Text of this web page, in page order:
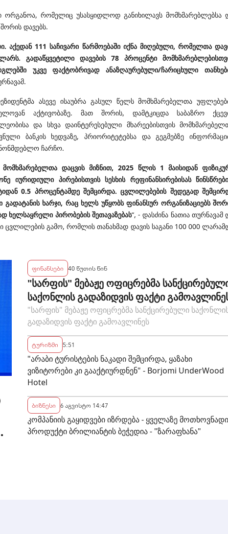
ორგანოა, რომელიც უსასყიდლოდ განიხილავს მომხმარებლებსა
დავებს.
აქედან 111 საჩივარი წარმოებაში იქნა მიღებული, რომელთა
გადაწყვეტილი დავების 78 პროცენტი
უკვე ფაქტობრივად ანაზღაურებული/ჩარიცხული
ასევე ისაუბრა გასულ წელს მომხმარებელთა
აქტივობაზე. მათ შორის, დამტკიცდა საბაზრო
და სხვა დაინტერესებული მხარეებისთვის
ბანკის ხედვაზე, პრიორიტეტებსა და გეგმებზე
ჩარჩო.
დაცვის მიზნით, 2025 წლის 1 მაისიდან
პირებისთვის სესხის რეფინანსირებისას
0.5 პროცენტამდე შემცირდა. ცვლილებების შედეგად
ხარჯი, რაც ხელს უწყობს ფინანსურ ორგანიზაციებს
ხელსაყრელი პირობების შეთავაზებას“, - დასძინა ნათია თურნავამ
ცვლილების გამო, რომლის თანახმად დავის საგანი 100 000
ფინანსები 40 წუთის წინ
"სარფის" მებაჟე ოფიცრებმა
საქონლის გადაზიდვის ფაქტი
"სარფის" მებაჟე ოფიცრებმა სანქცირებული
გადაზიდვის ფაქტი გამოავლინეს
ტურიზმი 5:51
"არაბი ტურისტების ნაკადი შემცირდა, ყაზახი
ვიზიტორები კი გააქტიურდნენ" - Borjomi UnderWood
Hotel
ბიზნესი 6 აგვისტო 14:47
კომპანიის გაყიდვები იზრდება - ყველაზე
პროდუქტი ბრილიანტის ბეჭედია - "ზარაფხანა"